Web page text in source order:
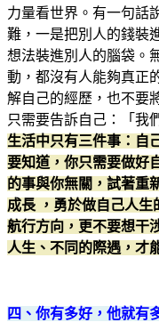
力量看世界。有一句話
難，一是把別人的錢裝
想法裝進別人的腦袋。
動，都沒有人能夠真正
解自己的經歷，也不要
只需要告訴自己：「我
生活中只有三件事：自
要知道，你只需要做好
的事與你無關，試著重
成長 ，勇於做自己人
航行方向，更不要想干
人生、不同的際遇，才
四、你有多好，他就有